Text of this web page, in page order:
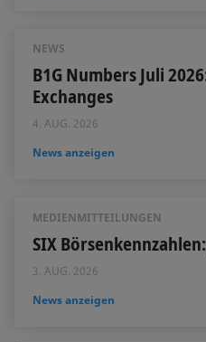
NEWS
B1G Numbers Juli
Exchanges
4. AUG. 2026
News anzeigen
MEDIENMITTEILUNGEN
SIX
3. AUG. 2026
News anzeigen